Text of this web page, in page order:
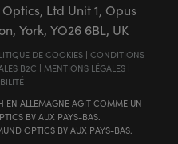
Ltd Unit 1, Opus
York, YO26 6BL, UK
DE COOKIES| CONDITIONS
B2C | MENTIONS LÉGALES|
EN ALLEMAGNE AGIT COMME UN
BV AUX PAYS-BAS.
OPTICS BV AUX PAYS-BAS.